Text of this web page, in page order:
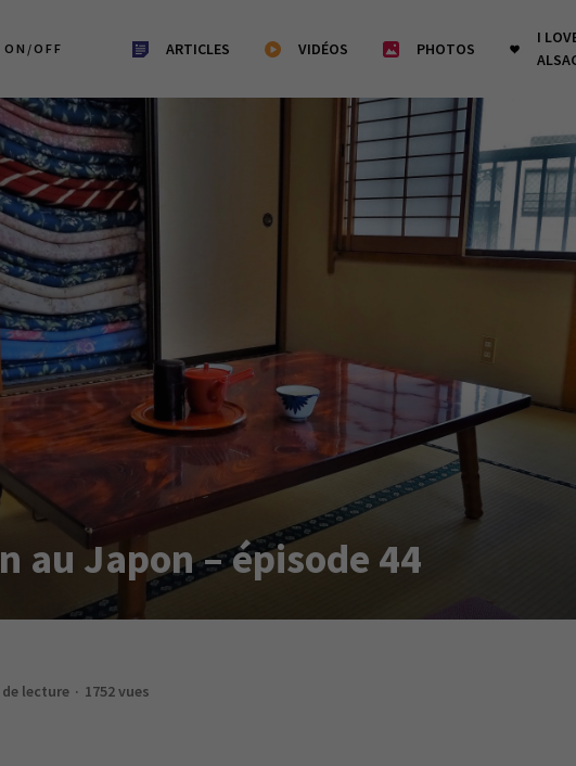
ON/OFF ARTICLES VIDÉOS PHOTOS
I
au Japon – épisode 44
lecture 1752 vues